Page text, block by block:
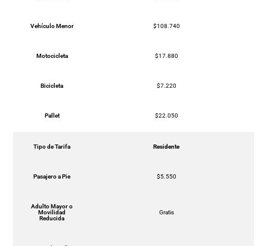
Vehículo Menor $108.740
Motocicleta $17.880
Bicicleta $7.220
Pallet $22.050
Tipo de Tarifa Residente
Pasajero a Pie $5.550
Adulto Mayor o
Movilidad
Reducida
Gratis